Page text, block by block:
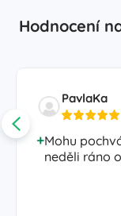
Hodnocení
PavlaKa
Mohu
neděli ráno